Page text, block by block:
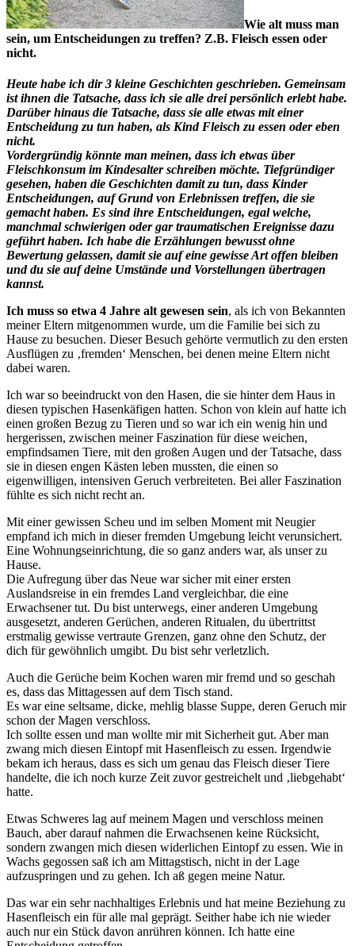
Wie alt muss man
sein, um Entscheidungen zu treffen? Z.B. Fleisch essen oder
nicht.
Heute habe ich dir 3 kleine Geschichten geschrieben. Gemeinsam
ist ihnen die Tatsache, dass ich sie alle drei persönlich erlebt habe.
Darüber hinaus die Tatsache, dass sie alle etwas mit einer
Entscheidung zu tun haben, als Kind Fleisch zu essen oder eben
nicht.
Vordergründig könnte man meinen, dass ich etwas über
Fleischkonsum im Kindesalter schreiben möchte. Tiefgründiger
gesehen, haben die Geschichten damit zu tun, dass Kinder
Entscheidungen, auf Grund von Erlebnissen treffen, die sie
gemacht haben. Es sind ihre Entscheidungen, egal welche,
manchmal schwierigen oder gar traumatischen Ereignisse dazu
geführt haben. Ich habe die Erzählungen bewusst ohne
Bewertung gelassen, damit sie auf eine gewisse Art offen bleiben
und du sie auf deine Umstände und Vorstellungen übertragen
kannst.
Ich muss so etwa 4 Jahre alt gewesen sein, als ich von Bekannten
meiner Eltern mitgenommen wurde, um die Familie bei sich zu
Hause zu besuchen. Dieser Besuch gehörte vermutlich zu den ersten
Ausflügen zu ‚fremden‘ Menschen, bei denen meine Eltern nicht
dabei waren.
Ich war so beeindruckt von den Hasen, die sie hinter dem Haus in
diesen typischen Hasenkäfigen hatten. Schon von klein auf hatte ich
einen großen Bezug zu Tieren und so war ich ein wenig hin und
hergerissen, zwischen meiner Faszination für diese weichen,
empfindsamen Tiere, mit den großen Augen und der Tatsache, dass
sie in diesen engen Kästen leben mussten, die einen so
eigenwilligen, intensiven Geruch verbreiteten. Bei aller Faszination
fühlte es sich nicht recht an.
Mit einer gewissen Scheu und im selben Moment mit Neugier
empfand ich mich in dieser fremden Umgebung leicht verunsichert.
Eine Wohnungseinrichtung, die so ganz anders war, als unser zu
Hause.
Die Aufregung über das Neue war sicher mit einer ersten
Auslandsreise in ein fremdes Land vergleichbar, die eine
Erwachsener tut. Du bist unterwegs, einer anderen Umgebung
ausgesetzt, anderen Gerüchen, anderen Ritualen, du übertrittst
erstmalig gewisse vertraute Grenzen, ganz ohne den Schutz, der
dich für gewöhnlich umgibt. Du bist sehr verletzlich.
Auch die Gerüche beim Kochen waren mir fremd und so geschah
es, dass das Mittagessen auf dem Tisch stand.
Es war eine seltsame, dicke, mehlig blasse Suppe, deren Geruch mir
schon der Magen verschloss.
Ich sollte essen und man wollte mir mit Sicherheit gut. Aber man
zwang mich diesen Eintopf mit Hasenfleisch zu essen. Irgendwie
bekam ich heraus, dass es sich um genau das Fleisch dieser Tiere
handelte, die ich noch kurze Zeit zuvor gestreichelt und ‚liebgehabt‘
hatte.
Etwas Schweres lag auf meinem Magen und verschloss meinen
Bauch, aber darauf nahmen die Erwachsenen keine Rücksicht,
sondern zwangen mich diesen widerlichen Eintopf zu essen. Wie in
Wachs gegossen saß ich am Mittagstisch, nicht in der Lage
aufzuspringen und zu gehen. Ich aß gegen meine Natur.
Das war ein sehr nachhaltiges Erlebnis und hat meine Beziehung zu
Hasenfleisch ein für alle mal geprägt. Seither habe ich nie wieder
auch nur ein Stück davon anrühren können. Ich hatte eine